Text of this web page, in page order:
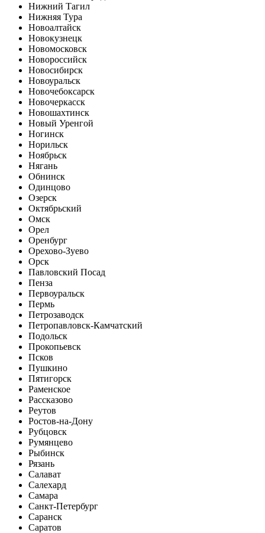
Нижний Тагил
Нижняя Тура
Новоалтайск
Новокузнецк
Новомосковск
Новороссийск
Новосибирск
Новоуральск
Новочебоксарск
Новочеркасск
Новошахтинск
Новый Уренгой
Ногинск
Норильск
Ноябрьск
Нягань
Обнинск
Одинцово
Озерск
Октябрьский
Омск
Орел
Оренбург
Орехово-Зуево
Орск
Павловский Посад
Пенза
Первоуральск
Пермь
Петрозаводск
Петропавловск-Камчатский
Подольск
Прокопьевск
Псков
Пушкино
Пятигорск
Раменское
Рассказово
Реутов
Ростов-на-Дону
Рубцовск
Румянцево
Рыбинск
Рязань
Салават
Салехард
Самара
Санкт-Петербург
Саранск
Саратов